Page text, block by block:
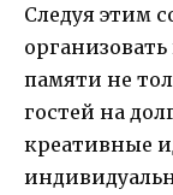
Следуя этим
памяти не
гостей на
креативные